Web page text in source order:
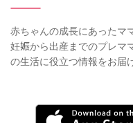
赤ちゃんの成長にあったマ
妊娠から出産までのプレマ
の生活に役立つ情報をお届